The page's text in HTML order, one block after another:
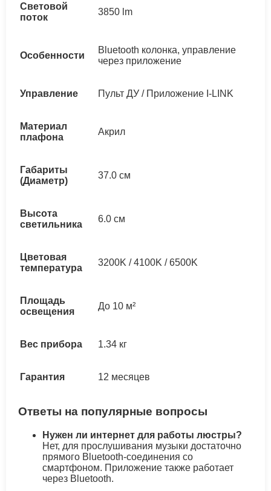
Световой
поток
3850 lm
Особенности
Bluetooth колонка, управление
через приложение
Управление Пульт ДУ / Приложение I-LINK
Материал
плафона
Акрил
Габариты
(Диаметр)
37.0 см
Высота
светильника
6.0 см
Цветовая
температура
3200K / 4100K / 6500K
Площадь
освещения
До 10 м²
Вес прибора 1.34 кг
Гарантия 12 месяцев
Ответы на популярные вопросы
Нужен ли интернет для работы люстры?
Нет, для прослушивания музыки достаточно
прямого Bluetooth-соединения со
смартфоном. Приложение также работает
через Bluetooth.